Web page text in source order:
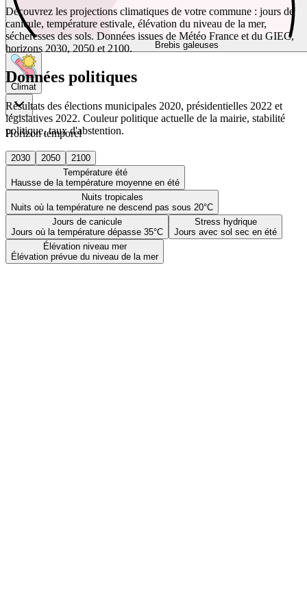
Brebis galeuses
Climat
Horizon temporel
2030 2050
2100
Température été
Hausse de la température moyenne en été
Nuits tropicales
Nuits où la température ne descend pas sous 20°C
Jours de canicule
Jours où la température dépasse 35°C
Stress hydrique
Jours avec sol sec en été
Élévation niveau mer
Élévation prévue du niveau de la mer
Découvrez les projections climatiques de votre commune : jours de
canicule, température estivale, élévation du niveau de la mer,
sécheresses des sols. Données issues de Météo France et du GIEC,
horizons 2030, 2050 et 2100.
Données politiques
Résultats des élections municipales 2020, présidentielles 2022 et
législatives 2022. Couleur politique actuelle de la mairie, stabilité
politique, taux d'abstention.